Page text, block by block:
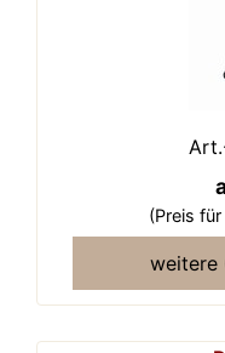
(Preis
weitere